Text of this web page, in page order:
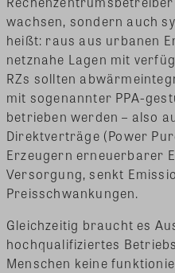
wachsen, sondern auch
heißt: raus aus urbanen
netznahe Lagen mit
RZs sollten
mit sogenannter PPA-
betrieben werden – also
Direktverträge (Power
Erzeugern erneuerbarer
Versorgung, senkt
Preisschwankungen.
Gleichzeitig braucht es
hochqualifiziertes
Menschen keine